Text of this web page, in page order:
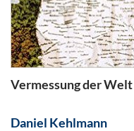
Vermessung der Welt
Daniel Kehlmann